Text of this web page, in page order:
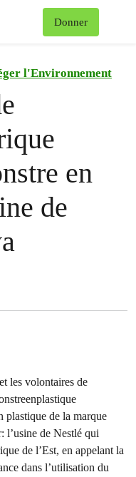
Donner
l'Environnement
en
de
les volontaires de
plastique de la marque
l’usine de Nestlé qui
de l’Est, en appelant la
dans l’utilisation du